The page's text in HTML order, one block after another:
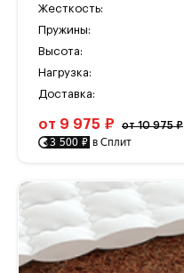
Жесткость:
Пружины:
Высота:
Нагрузка:
Доставка:
от 9 975 ₽ от 10 975 ₽
3 500 ₽ в Сплит